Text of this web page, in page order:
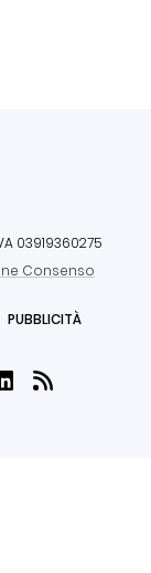
03919360275
Consenso
PUBBLICITÀ